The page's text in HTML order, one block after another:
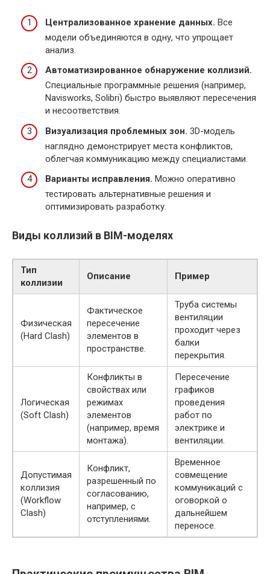
Централизованное хранение данных. Все
модели объединяются в одну, что упрощает
анализ.
Автоматизированное обнаружение коллизий.
Специальные программные решения (например,
Navisworks, Solibri) быстро выявляют пересечения
и несоответствия.
Визуализация проблемных зон. 3D-модель
наглядно демонстрирует места конфликтов,
облегчая коммуникацию между специалистами.
Варианты исправления. Можно оперативно
тестировать альтернативные решения и
оптимизировать разработку.
Виды коллизий в BIM-моделях
Тип
коллизии
Описание Пример
Физическая
(Hard Clash)
Фактическое
пересечение
элементов в
пространстве.
Труба системы
вентиляции
проходит через
балки
перекрытия.
Логическая
(Soft Clash)
Конфликты в
свойствах или
режимах
элементов
(например, время
монтажа).
Пересечение
графиков
проведения
работ по
электрике и
вентиляции.
Допустимая
коллизия
(Workflow
Clash)
Конфликт,
разрешенный по
согласованию,
например, с
отступлениями.
Временное
совмещение
коммуникаций с
оговоркой о
дальнейшем
переносе.